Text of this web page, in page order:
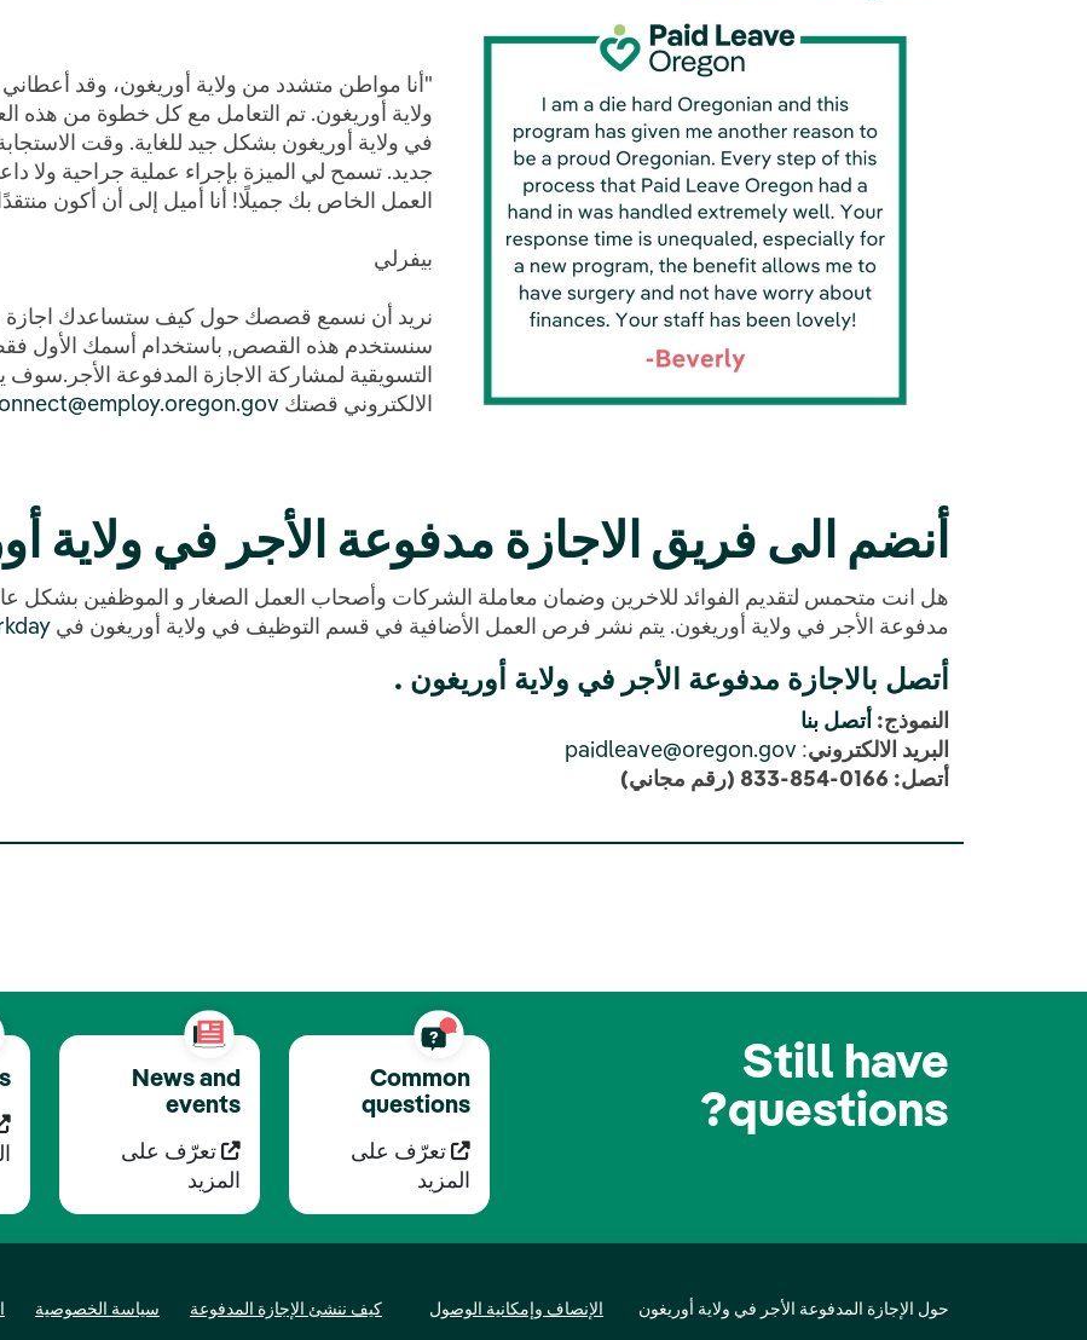
"أنا مواطن متشدد من ولاية أوريغون، وقد أعطاني
ولاية أوريغون. تم التعامل مع كل خطوة من هذه
في ولاية أوريغون بشكل جيد للغاية. وقت
جديد. تسمح لي الميزة بإجراء عملية جراحية ولا
العمل الخاص بك جميلًا! أنا أميل إلى أن أكون
بيفرلي
نريد أن نسمع قصصك حول كيف ستساعدك اجازة
سنستخدم هذه القصص, باستخدام أسمك الأول
التسويقية لمشاركة الاجازة المدفوعة الأجر.سوف
الالكتروني قصتك
أنضم الى فريق الاجازة مدفوعة الأجر في ولاية
هل انت متحمس لتقديم الفوائد للاخرين وضمان معاملة الشركات وأصحاب العمل الصغار و الموظفين بشكل
مدفوعة الأجر في ولاية أوريغون. يتم نشر فرص العمل الأضافية في قسم التوظيف في ولاية أوريغون في
أتصل بالاجازة مدفوعة الأجر في ولاية أوريغون .
النموذج: أتصل بنا
البريد الالكتروني:
paidleave@oregon.gov
أتصل: 0166-854-833 (رقم مجاني)
Still have
questions?
Common
questions
تعرّف على
المزيد
News and
events
تعرّف على
المزيد
حول الإجازة المدفوعة الأجر في ولاية أوريغون كيف ننشئ الإجازة المدفوعة الإنصاف وإمكانية الوصول سياسة الخصوصية